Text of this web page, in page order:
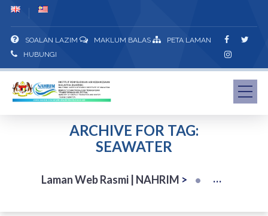
SOALAN LAZIM MAKLUM BALAS
PETA LAMAN
HUBUNGI
ARCHIVE FOR TAG:
SEAWATER
Laman Web Rasmi | NAHRIM >